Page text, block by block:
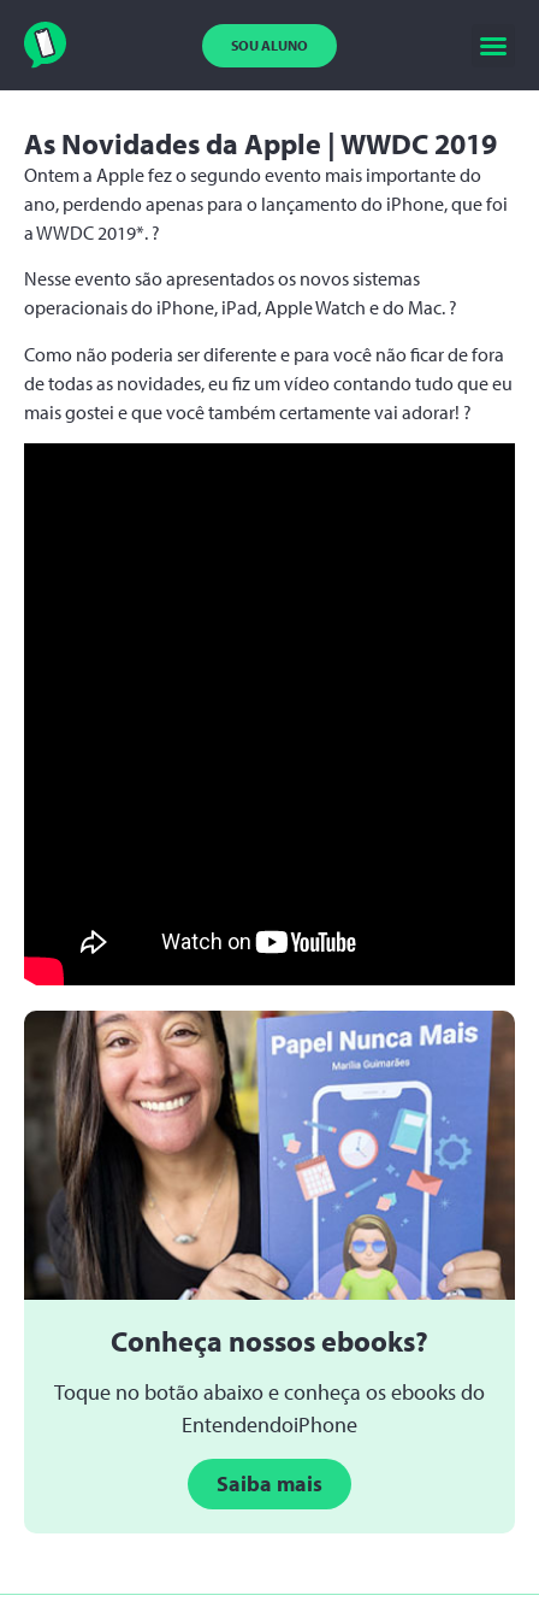
SOU ALUNO
As Novidades da Apple | WWDC 2019
Ontem a Apple fez o segundo evento mais importante do
ano, perdendo apenas para o lançamento do iPhone, que foi
a WWDC 2019*. ?
Nesse evento são apresentados os novos sistemas
operacionais do iPhone, iPad, Apple Watch e do Mac. ?
Como não poderia ser diferente e para você não ficar de fora
de todas as novidades, eu fiz um vídeo contando tudo que eu
mais gostei e que você também certamente vai adorar! ?
Conheça nossos ebooks?
Toque no botão abaixo e conheça os ebooks do
EntendendoiPhone
Saiba mais